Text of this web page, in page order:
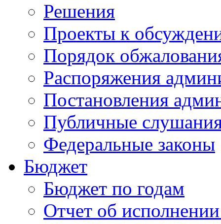
Решения
Проекты к
Порядок
Распоряжения
Постановления
Публичные
Федеральные законы
Бюджет
Бюджет по годам
Отчет об